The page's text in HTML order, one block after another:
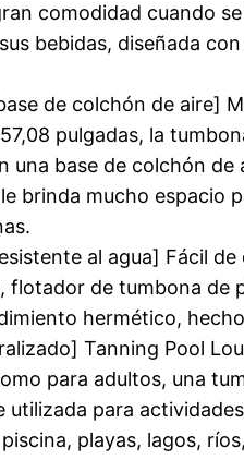
comodidad cuando
bebidas, diseñada
de colchón de aire]
pulgadas, la
una base de colchón de
brinda mucho espacio
al agua] Fácil
flotador de tumbona de
hermético,
Tanning Pool
para adultos, una
utilizada para
playas, lagos,